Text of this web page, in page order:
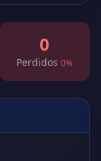
0
Perdidos 0%